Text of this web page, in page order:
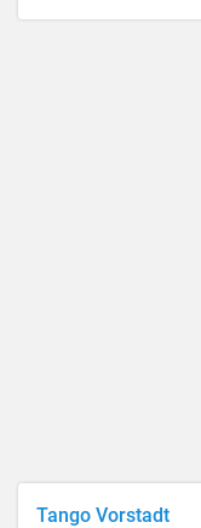
Tango Vorstadt